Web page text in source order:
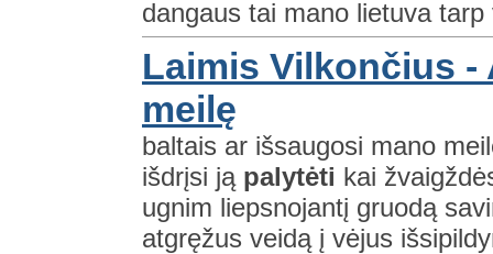
dangaus tai mano lietuva
Laimis Vilkončius
meilę
baltais ar išsaugosi mano
išdrįsi ją palytėti kai
ugnim liepsnojantį gruodą
atgręžus veidą į vėjus